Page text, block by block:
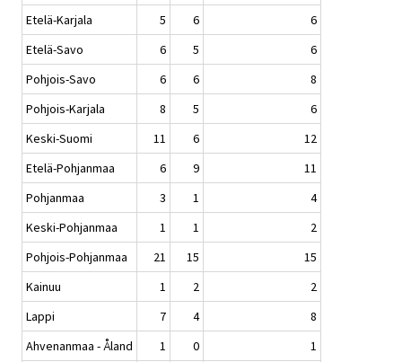
Etelä-Karjala
5 6
6
Etelä-Savo
6 5
6
Pohjois-Savo
6 6
8
Pohjois-Karjala
8 5
6
Keski-Suomi
11 6
12
Etelä-Pohjanmaa
6 9
11
Pohjanmaa
3 1
4
Keski-Pohjanmaa
1 1
2
Pohjois-Pohjanmaa
21 15
15
Kainuu
1 2
2
Lappi
7 4
8
Ahvenanmaa - Åland
1 0
1